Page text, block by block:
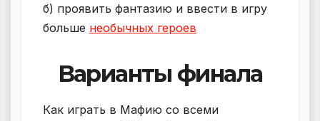
б) проявить фантазию и ввести в игру
больше необычных героев
Варианты финала
Как играть в Мафию со всеми